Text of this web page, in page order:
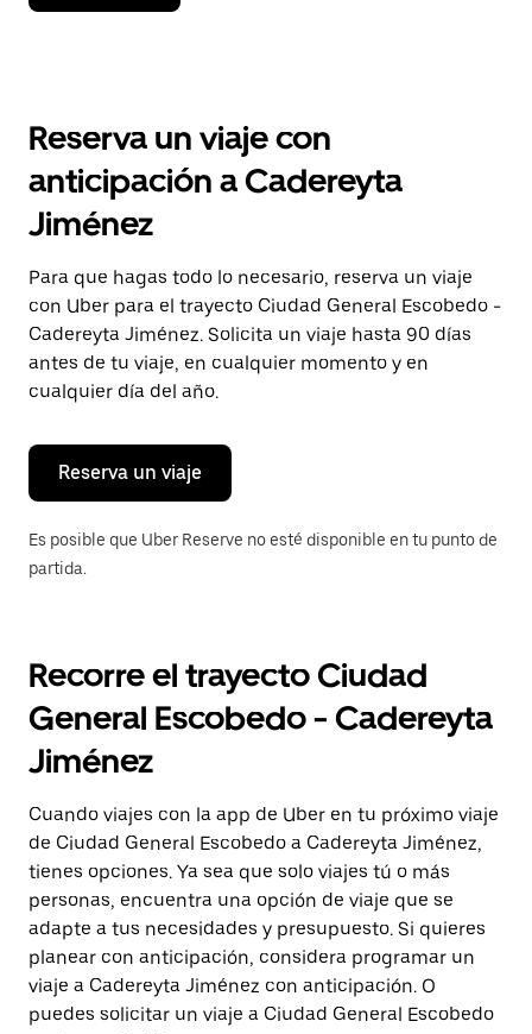
flecha
el
y
selecciona
una
Presiona
la
tecla Esc
para
cerrar
el
calendario.
Reserva un viaje con
anticipación a Cadereyta
Jiménez
Para que hagas todo lo necesario, reserva un viaje
con Uber para el trayecto Ciudad General Escobedo -
Cadereyta Jiménez. Solicita un viaje hasta 90 días
antes de tu viaje, en cualquier momento y en
cualquier día del año.
Reserva un viaje
Es posible que Uber Reserve no esté disponible en tu punto de
partida.
Recorre el trayecto Ciudad
General Escobedo - Cadereyta
Jiménez
Cuando viajes con la app de Uber en tu próximo viaje
de Ciudad General Escobedo a Cadereyta Jiménez,
tienes opciones. Ya sea que solo viajes tú o más
personas, encuentra una opción de viaje que se
adapte a tus necesidades y presupuesto. Si quieres
planear con anticipación, considera programar un
viaje a Cadereyta Jiménez con anticipación. O
puedes solicitar un viaje a Ciudad General Escobedo